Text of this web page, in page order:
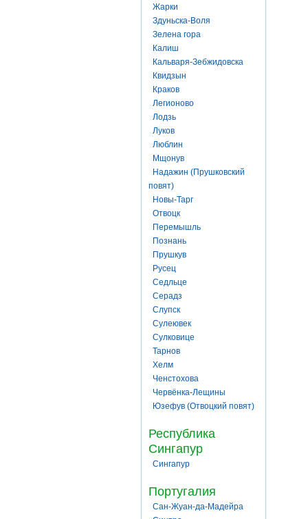
Жарки
Здуньска-Воля
Зелена гора
Калиш
Кальваря-Зебжидовска
Квидзын
Краков
Легионово
Лодзь
Луков
Люблин
Мщонув
Надажин (Прушковский
повят)
Новы-Тарг
Отвоцк
Перемышль
Познань
Прушкув
Русец
Седльце
Серадз
Слупск
Сулеювек
Сулковице
Тарнов
Хелм
Ченстохова
Червёнка-Лещины
Юзефув (Отвоцкий повят)
Республика
Сингапур
Сингапур
Португалия
Сан-Жуан-да-Мадейра